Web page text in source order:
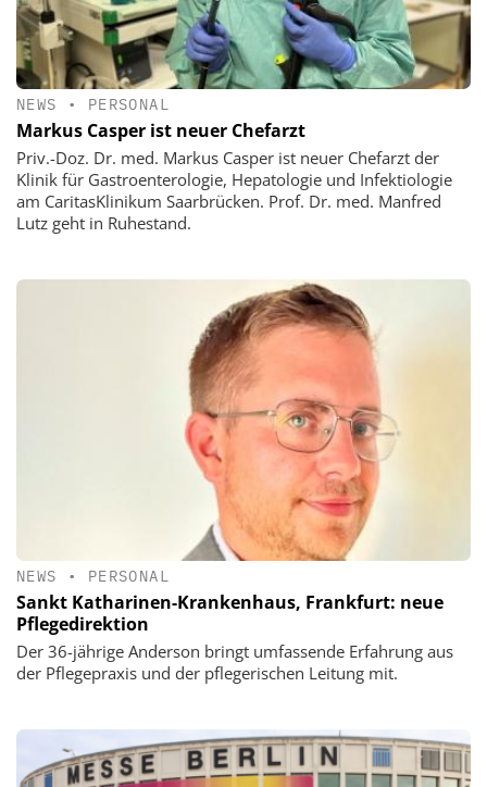
NEWS • PERSONAL
Markus Casper ist neuer Chefarzt
Priv.-Doz. Dr. med. Markus Casper ist neuer Chefarzt der
Klinik für Gastroenterologie, Hepatologie und Infektiologie
am CaritasKlinikum Saarbrücken. Prof. Dr. med. Manfred
Lutz geht in Ruhestand.
NEWS • PERSONAL
Sankt Katharinen-Krankenhaus, Frankfurt: neue
Pflegedirektion
Der 36-jährige Anderson bringt umfassende Erfahrung aus
der Pflegepraxis und der pflegerischen Leitung mit.